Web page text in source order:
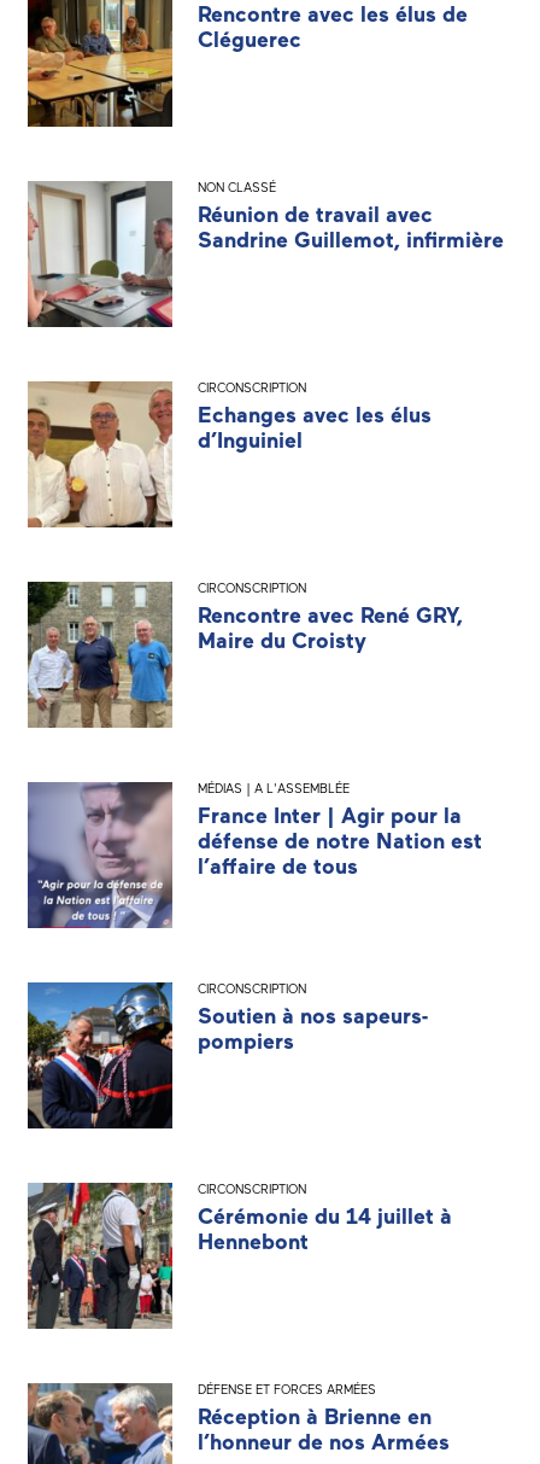
Rencontre avec les élus de
Cléguerec
NON CLASSÉ
Réunion de travail avec
Sandrine Guillemot, infirmière
CIRCONSCRIPTION
Echanges avec les élus
d’Inguiniel
CIRCONSCRIPTION
Rencontre avec René GRY,
Maire du Croisty
MÉDIAS | A L'ASSEMBLÉE
France Inter | Agir pour la
défense de notre Nation est
l’affaire de tous
CIRCONSCRIPTION
Soutien à nos sapeurs-
pompiers
CIRCONSCRIPTION
Cérémonie du 14 juillet à
Hennebont
DÉFENSE ET FORCES ARMÉES
Réception à Brienne en
l’honneur de nos Armées